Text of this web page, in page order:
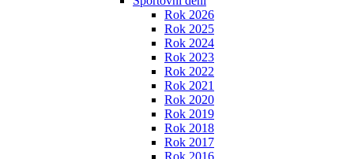
Rok 2026
Rok 2025
Rok 2024
Rok 2023
Rok 2022
Rok 2021
Rok 2020
Rok 2019
Rok 2018
Rok 2017
Rok 2016